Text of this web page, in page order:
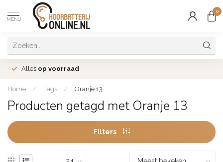
MENU
0
Alles op voorraad
Home / Tags / Oranje 13
Producten getagd met Oranje 13
Filters